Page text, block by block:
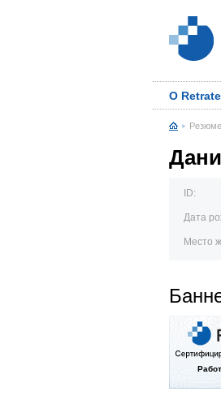
О
Резюме
ID:
Дата
Место